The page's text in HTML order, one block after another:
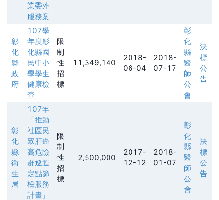
業委外
服務案
彰
化
縣
政
府
107學
年度彰
化縣國
民中小
學學生
健康檢
查
限
制
性
招
標
11,349,140
2018-
06-04
2018-
07-17
彰
化
縣
醫
師
公
會
決
標
公
告
彰
化
縣
衛
生
局
107年
「推動
社區民
眾肝癌
高危險
群巡迴
定點篩
檢服務
計畫」
限
制
性
招
標
2,500,000
2017-
12-12
2018-
01-07
彰
化
縣
醫
師
公
會
決
標
公
告